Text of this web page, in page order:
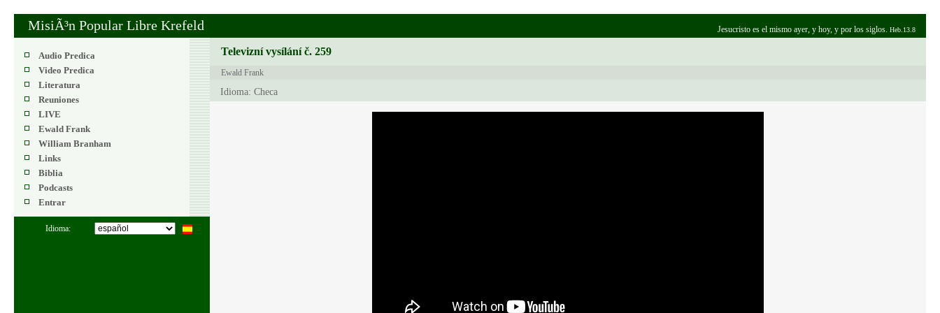
MisiÃ³n Popular Libre Krefeld Jesucristo es el mismo ayer, y hoy, y por los siglos. Heb.13.8
Audio Predica
Video Predica
Literatura
Reuniones
LIVE
Ewald Frank
William Branham
Links
Biblia
Podcasts
Entrar
Idioma:
Televizní vysílání č. 259
Ewald Frank
Idioma: Checa